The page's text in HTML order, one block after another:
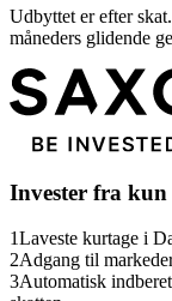
Udbyttet er efter
måneders glidende
Invester fra
1Laveste kurtage i
2Adgang til
3Automatisk